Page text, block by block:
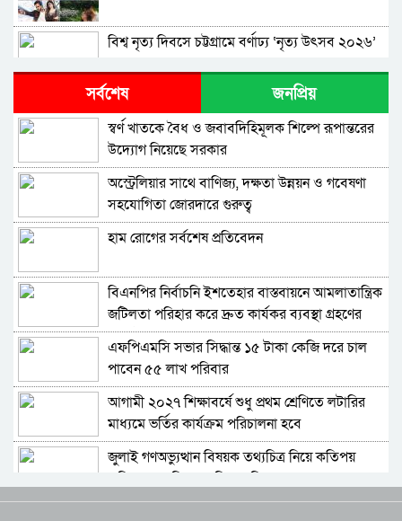
বিশ্ব নৃত্য দিবসে চট্টগ্রামে বর্ণাঢ্য ‘নৃত্য উৎসব ২০২৬’
দক্ষিণী অভিনেত্রীর বাসায় বোমা হামলার হুমকি!
সারাদেশে বৈশাখী শোভাযাত্রাসহ নববর্ষ উদ্‌যাপনের
কর্মসূচি
জাতীয় নাট্যশালায় ফাস্ট ইয়ুথ ম্যাজিক ফেস্টিভ্যাল
২০২৫ অনুষ্ঠিত
ছাপিয়ে হিরো সৌরভ শুক্লা
গুলিতে নিহত গায়িকা
কেন রামায়ণে পারিশ্রমিক ছাড়াই কাজ করছেন বিবেক?
‘নারীবিদ্বেষী’ মন্তব্যে সালমানকে নিয়ে বিতর্ক
সর্বশেষ জনপ্রিয়
স্বর্ণ খাতকে বৈধ ও জবাবদিহিমূলক শিল্পে রূপান্তরের
উদ্যোগ নিয়েছে সরকার
অস্ট্রেলিয়ার সাথে বাণিজ্য, দক্ষতা উন্নয়ন ও গবেষণা
সহযোগিতা জোরদারে গুরুত্ব
হাম রোগের সর্বশেষ প্রতিবেদন
বিএনপির নির্বাচনি ইশতেহার বাস্তবায়নে আমলাতান্ত্রিক
জটিলতা পরিহার করে দ্রুত কার্যকর ব্যবস্থা গ্রহণের
নির্দেশ জনপ্রশাসন উপদেষ্টার
এফপিএমসি সভার সিদ্ধান্ত ১৫ টাকা কেজি দরে চাল
পাবেন ৫৫ লাখ পরিবার
আগামী ২০২৭ শিক্ষাবর্ষে শুধু প্রথম শ্রেণিতে লটারির
মাধ্যমে ভর্তির কার্যক্রম পরিচালনা হবে
জুলাই গণঅভ্যুত্থান বিষয়ক তথ্যচিত্র নিয়ে কতিপয়
অভিযোগের বিষয়ে মুক্তিযুদ্ধ বিষয়ক মন্ত্রণালয়ের বক্তব্য